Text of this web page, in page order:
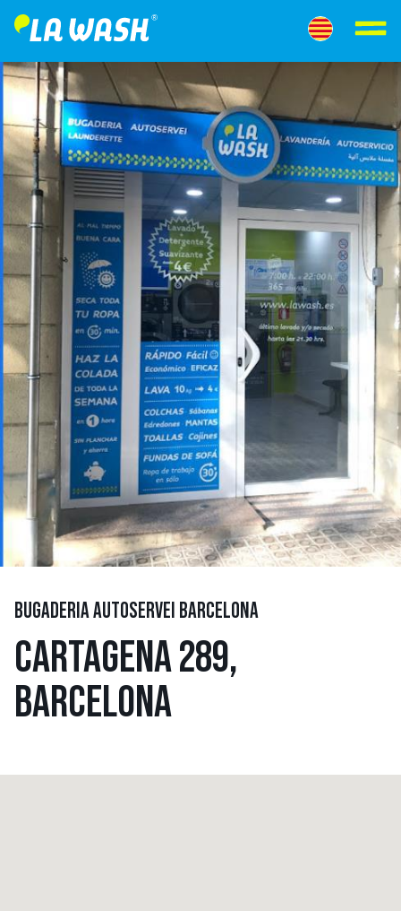
BUGADERIA AUTOSERVEI BARCELONA
CARTAGENA 289,
BARCELONA